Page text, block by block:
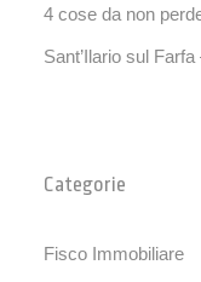
4 cose da non
Sant’Ilario sul
Categorie
Fisco Immobiliare